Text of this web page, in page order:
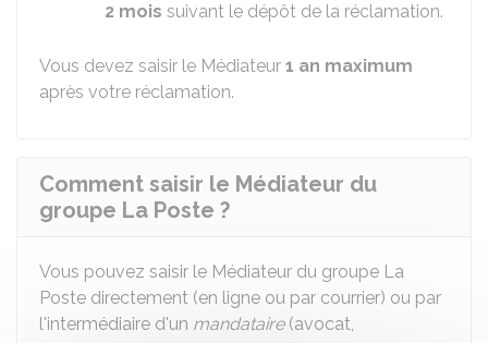
2 mois suivant le dépôt de la réclamation.
Vous devez saisir le Médiateur 1 an maximum
après votre réclamation.
Comment saisir le Médiateur du
groupe La Poste ?
Vous pouvez saisir le Médiateur du groupe La
Poste directement (en ligne ou par courrier) ou par
l'intermédiaire d'un mandataire(avocat,